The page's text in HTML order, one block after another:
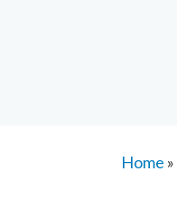
Home »